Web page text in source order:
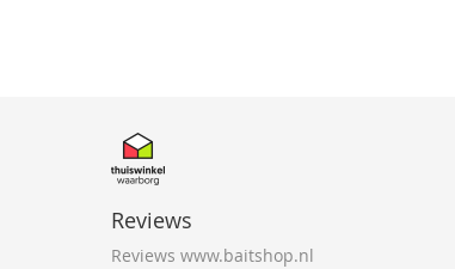
Reviews
Reviews www.baitshop.nl